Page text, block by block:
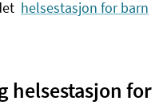
helsestasjon for barn
helsestasjon for